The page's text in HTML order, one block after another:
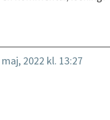
maj, 2022 kl. 13:27